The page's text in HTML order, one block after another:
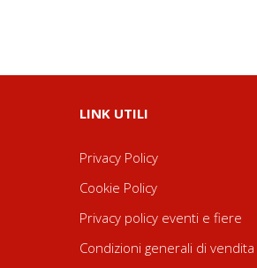
LINK UTILI
Privacy Policy
Cookie Policy
Privacy policy eventi e fiere
Condizioni generali di vendita